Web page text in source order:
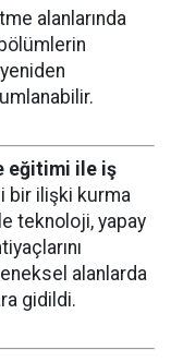
alanlarında
eğitimi ile iş
bir ilişki kurma
teknoloji, yapay
alanlarda
gidildi.